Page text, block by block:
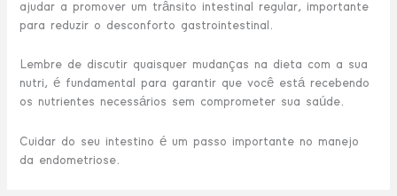
ajudar a promover um trânsito intestinal regular, importante
para reduzir o desconforto gastrointestinal.
Lembre de discutir quaisquer mudanças na dieta com a sua
nutri, é fundamental para garantir que você está recebendo
os nutrientes necessários sem comprometer sua saúde.
Cuidar do seu intestino é um passo importante no manejo
da endometriose.